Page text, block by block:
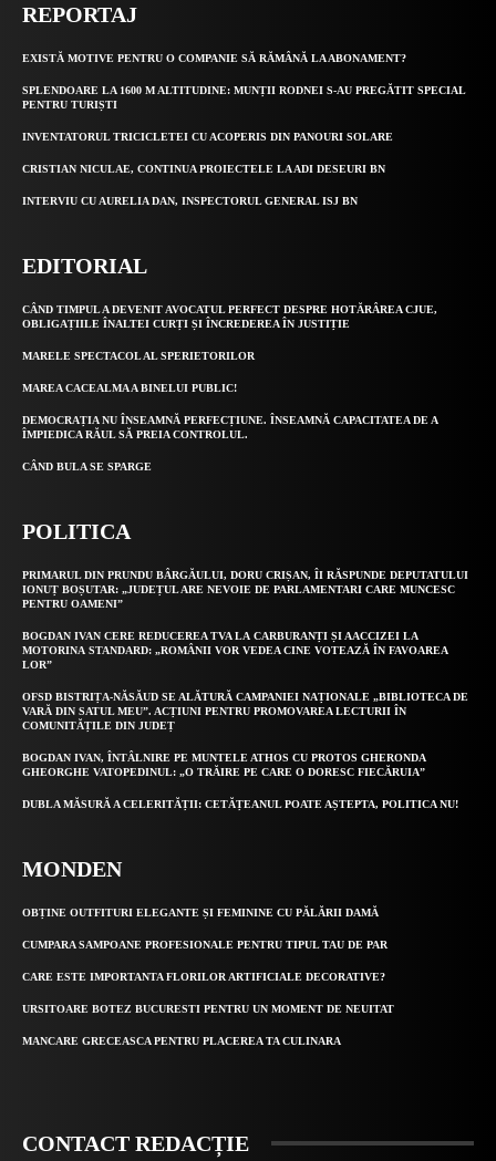
REPORTAJ
EXISTĂ MOTIVE PENTRU O COMPANIE SĂ RĂMÂNĂ LA ABONAMENT?
SPLENDOARE LA 1600 M ALTITUDINE: MUNȚII RODNEI S-AU PREGĂTIT SPECIAL
PENTRU TURIȘTI
INVENTATORUL TRICICLETEI CU ACOPERIS DIN PANOURI SOLARE
CRISTIAN NICULAE, CONTINUA PROIECTELE LA ADI DESEURI BN
INTERVIU CU AURELIA DAN, INSPECTORUL GENERAL ISJ BN
EDITORIAL
CÂND TIMPUL A DEVENIT AVOCATUL PERFECT DESPRE HOTĂRÂREA CJUE,
OBLIGAȚIILE ÎNALTEI CURȚI ȘI ÎNCREDEREA ÎN JUSTIȚIE
MARELE SPECTACOL AL SPERIETORILOR
MAREA CACEALMA A BINELUI PUBLIC!
DEMOCRAȚIA NU ÎNSEAMNĂ PERFECȚIUNE. ÎNSEAMNĂ CAPACITATEA DE A
ÎMPIEDICA RĂUL SĂ PREIA CONTROLUL.
CÂND BULA SE SPARGE
POLITICA
PRIMARUL DIN PRUNDU BÂRGĂULUI, DORU CRIȘAN, ÎI RĂSPUNDE DEPUTATULUI
IONUȚ BOȘUTAR: „JUDEȚUL ARE NEVOIE DE PARLAMENTARI CARE MUNCESC
PENTRU OAMENI”
BOGDAN IVAN CERE REDUCEREA TVA LA CARBURANȚI ȘI AACCIZEI LA
MOTORINA STANDARD: „ROMÂNII VOR VEDEA CINE VOTEAZĂ ÎN FAVOAREA
LOR”
OFSD BISTRIȚA-NĂSĂUD SE ALĂTURĂ CAMPANIEI NAȚIONALE „BIBLIOTECA DE
VARĂ DIN SATUL MEU”. ACȚIUNI PENTRU PROMOVAREA LECTURII ÎN
COMUNITĂȚILE DIN JUDEȚ
BOGDAN IVAN, ÎNTÂLNIRE PE MUNTELE ATHOS CU PROTOS GHERONDA
GHEORGHE VATOPEDINUL: „O TRĂIRE PE CARE O DORESC FIECĂRUIA”
DUBLA MĂSURĂ A CELERITĂȚII: CETĂȚEANUL POATE AȘTEPTA, POLITICA NU!
MONDEN
OBȚINE OUTFITURI ELEGANTE ȘI FEMININE CU PĂLĂRII DAMĂ
CUMPARA SAMPOANE PROFESIONALE PENTRU TIPUL TAU DE PAR
CARE ESTE IMPORTANTA FLORILOR ARTIFICIALE DECORATIVE?
URSITOARE BOTEZ BUCURESTI PENTRU UN MOMENT DE NEUITAT
MANCARE GRECEASCA PENTRU PLACEREA TA CULINARA
CONTACT REDACȚIE